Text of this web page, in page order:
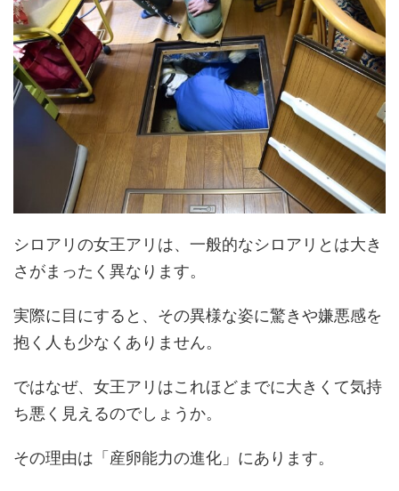
シロアリの女王アリは、一般的なシロアリとは大き
さがまったく異なります。
実際に目にすると、その異様な姿に驚きや嫌悪感を
抱く人も少なくありません。
ではなぜ、女王アリはこれほどまでに大きくて気持
ち悪く見えるのでしょうか。
その理由は「産卵能力の進化」にあります。